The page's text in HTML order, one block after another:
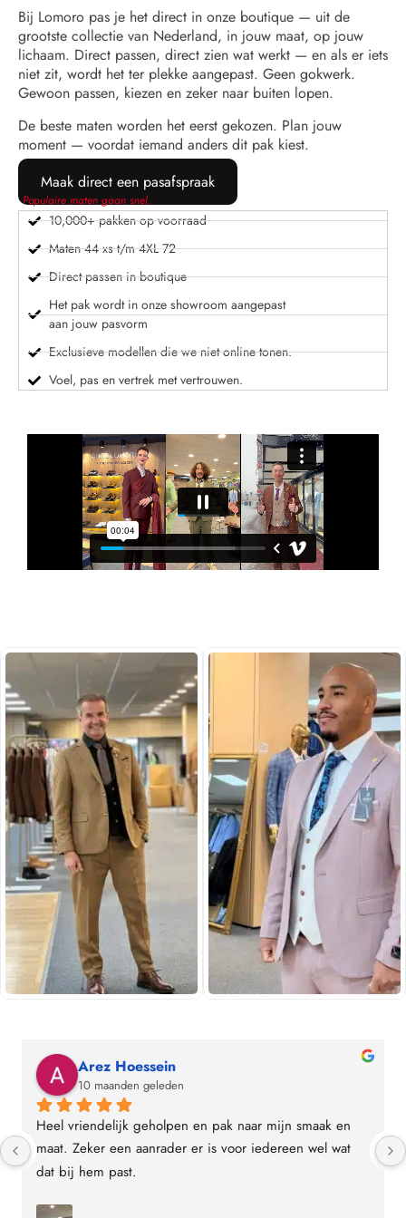
Bij Lomoro pas je het direct in onze boutique — uit de
grootste collectie van Nederland, in jouw maat, op jouw
lichaam. Direct passen, direct zien wat werkt — en als er iets
niet zit, wordt het ter plekke aangepast. Geen gokwerk.
Gewoon passen, kiezen en zeker naar buiten lopen.
De beste maten worden het eerst gekozen. Plan jouw
moment — voordat iemand anders dit pak kiest.
Maak direct een pasafspraak
Populaire maten gaan snel.
10,000+ pakken op voorraad
Maten 44 xs t/m 4XL 72
Direct passen in boutique
Het pak wordt in onze showroom aangepast
aan jouw pasvorm
Exclusieve modellen die we niet online tonen.
Voel, pas en vertrek met vertrouwen.
Arez Hoessein
10 maanden geleden
Heel vriendelijk geholpen en pak naar mijn smaak en
maat. Zeker een aanrader er is voor iedereen wel wat
dat bij hem past.